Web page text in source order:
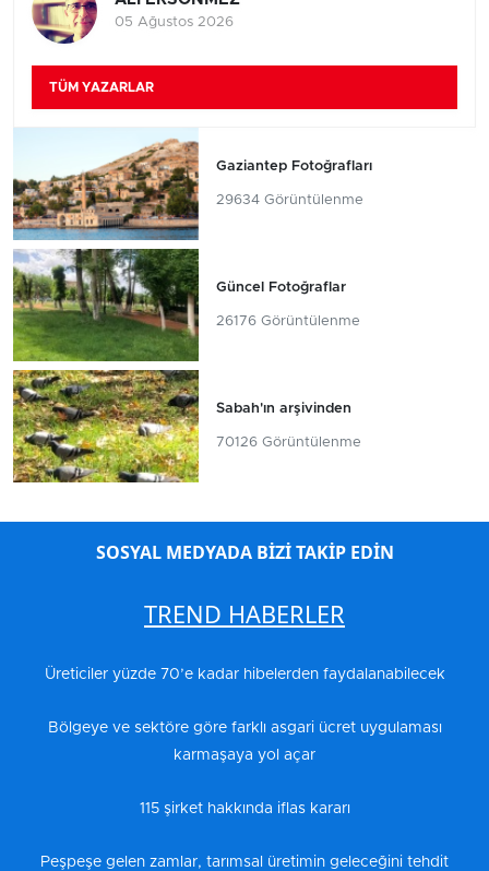
05 Ağustos 2026
TÜM YAZARLAR
Gaziantep Fotoğrafları
29634 Görüntülenme
Güncel Fotoğraflar
26176 Görüntülenme
Sabah'ın arşivinden
70126 Görüntülenme
SOSYAL MEDYADA BİZİ TAKİP EDİN
TREND HABERLER
Üreticiler yüzde 70’e kadar hibelerden faydalanabilecek
Bölgeye ve sektöre göre farklı asgari ücret uygulaması
karmaşaya yol açar
115 şirket hakkında iflas kararı
Peşpeşe gelen zamlar, tarımsal üretimin geleceğini tehdit